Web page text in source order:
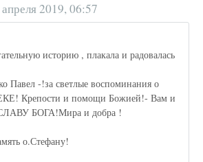
апреля 2019, 06:57
историю , плакала и радовалась
Павел -!за светлые воспоминания о
Крепости и помощи Божией!- Вам и
БОГА!Мира и добра !
о.Стефану!